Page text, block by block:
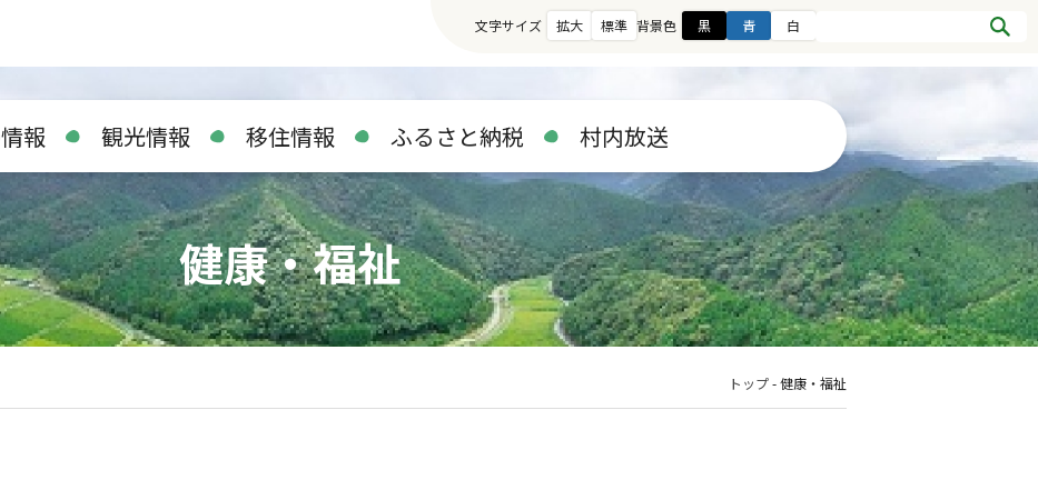
文字サイズ 拡大 標準 背景色 黒 青 白
報 観光情報 移住情報 ふるさと納税 村内放送
健康・福祉
トップ-健康・福祉